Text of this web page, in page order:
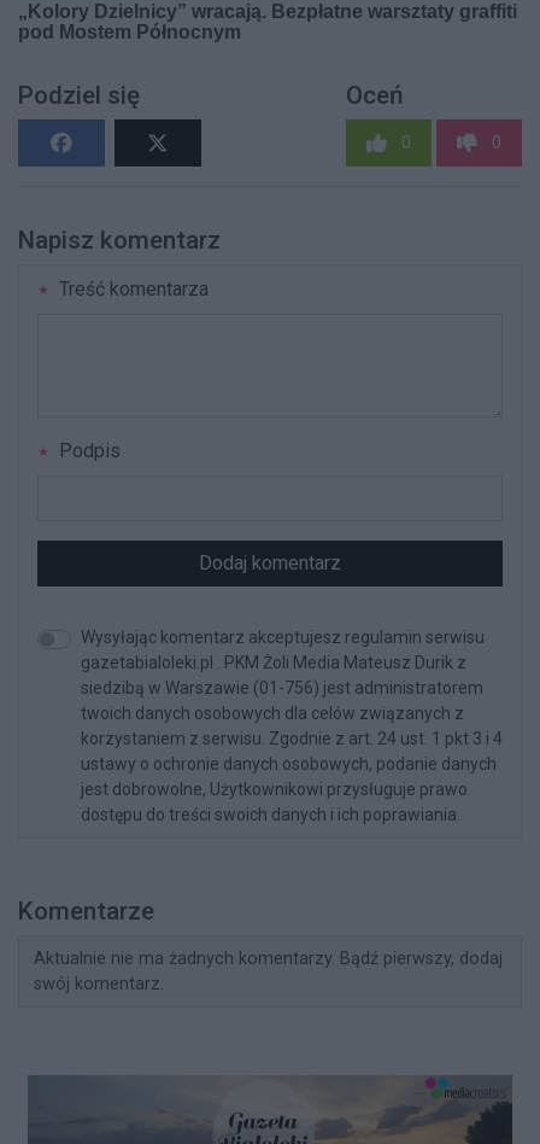
Podziel się Oceń
0 0
Napisz komentarz
Treść komentarza
Podpis
Dodaj komentarz
Wysyłając komentarz akceptujesz regulamin serwisu
gazetabialoleki.pl . PKM Żoli Media Mateusz Durik z
siedzibą w Warszawie (01-756) jest administratorem
twoich danych osobowych dla celów związanych z
korzystaniem z serwisu. Zgodnie z art. 24 ust. 1 pkt 3 i 4
ustawy o ochronie danych osobowych, podanie danych
jest dobrowolne, Użytkownikowi przysługuje prawo
dostępu do treści swoich danych i ich poprawiania.
Komentarze
Aktualnie nie ma żadnych komentarzy. Bądź pierwszy, dodaj
swój komentarz.